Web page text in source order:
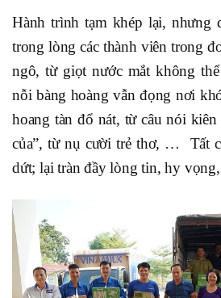
Hành trình tạm khép lại, nhưng
trong lòng các thành viên trong
ngô, từ giọt nước mắt không
nỗi bàng hoàng vẫn đọng nơi
hoang tàn đổ nát, từ câu nói
của”, từ nụ cười trẻ thơ, … Tất
dứt; lại tràn đầy lòng tin, hy